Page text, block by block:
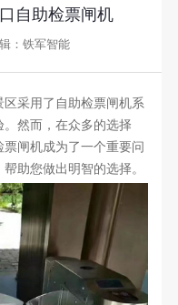
自助检票闸机
：铁军智能
采用了自助检票闸机系
然而，在众多的选择
闸机成为了一个重要问
助您做出明智的选择。